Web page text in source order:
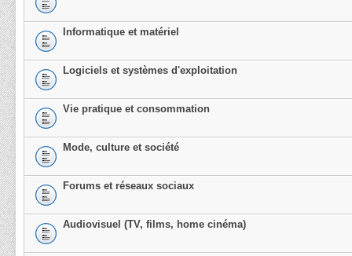
Informatique et matériel
Logiciels et systèmes d'exploitation
Vie pratique et consommation
Mode, culture et société
Forums et réseaux sociaux
Audiovisuel (TV, films, home cinéma)